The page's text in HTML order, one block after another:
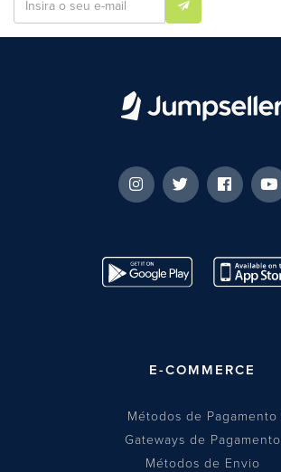
E-COMMERCE
Métodos de Pagamento
Gateways de Pagamento
Métodos de Envio